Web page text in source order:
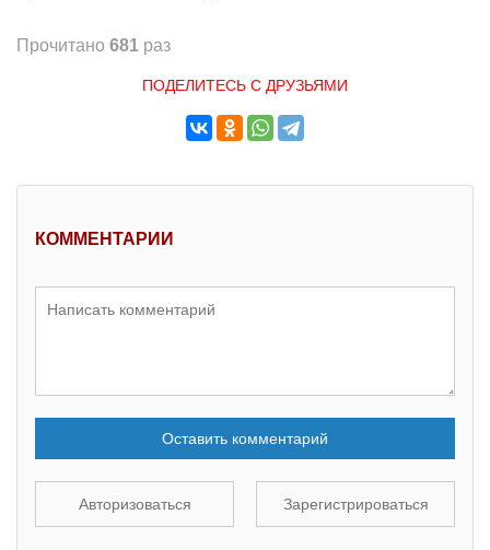
Прочитано 681 раз
ПОДЕЛИТЕСЬ С ДРУЗЬЯМИ
КОММЕНТАРИИ
Оставить комментарий
Авторизоваться Зарегистрироваться